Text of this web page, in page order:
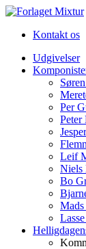
Kontakt os
Udgivelser
Per
Peter
Leif
Niels
Bo